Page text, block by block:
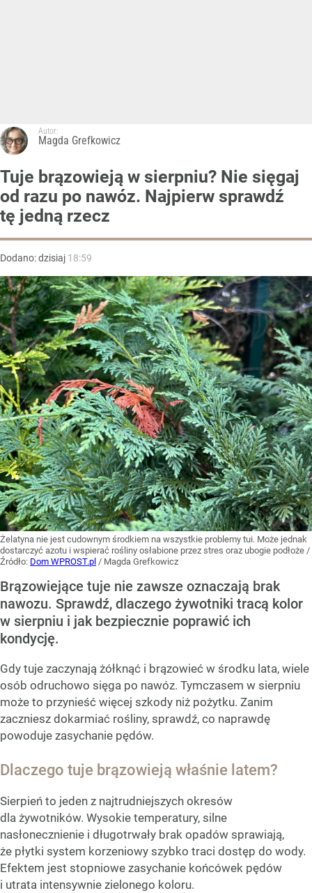
Autor:
Magda Grefkowicz
Tuje brązowieją w sierpniu? Nie sięgaj
od razu po nawóz. Najpierw sprawdź
tę jedną rzecz
Dodano:dzisiaj 18:59
Żelatyna nie jest cudownym środkiem na wszystkie problemy tui. Może jednak
dostarczyć azotu i wspierać rośliny osłabione przez stres oraz ubogie podłoże /
Źródło: Dom WPROST.pl / Magda Grefkowicz
Brązowiejące tuje nie zawsze oznaczają brak
nawozu. Sprawdź, dlaczego żywotniki tracą kolor
w sierpniu i jak bezpiecznie poprawić ich
kondycję.
Gdy tuje zaczynają żółknąć i brązowieć w środku lata, wiele
osób odruchowo sięga po nawóz. Tymczasem w sierpniu
może to przynieść więcej szkody niż pożytku. Zanim
zaczniesz dokarmiać rośliny, sprawdź, co naprawdę
powoduje zasychanie pędów.
Dlaczego tuje brązowieją właśnie latem?
Sierpień to jeden z najtrudniejszych okresów
dla żywotników. Wysokie temperatury, silne
nasłonecznienie i długotrwały brak opadów sprawiają,
że płytki system korzeniowy szybko traci dostęp do wody.
Efektem jest stopniowe zasychanie końcówek pędów
i utrata intensywnie zielonego koloru.